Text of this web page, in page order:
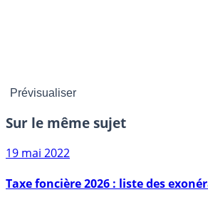
Sur le même sujet
19 mai 2022